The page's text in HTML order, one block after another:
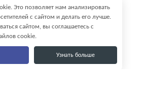
Это позволяет нам анализировать
с сайтом и делать его лучше.
сайтом, вы соглашаетесь с
cookie.
Узнать больше